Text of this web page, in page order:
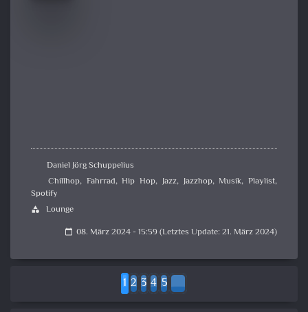
Daniel Jörg Schuppelius
Chillhop, Fahrrad,Hip Hop, Jazz, Jazzhop, Musik,Playlist,
Spotify
category Lounge
calendar_today 08. März 2024 - 15:59 (Letztes Update: 21. März 2024)
1 2 3 4 5